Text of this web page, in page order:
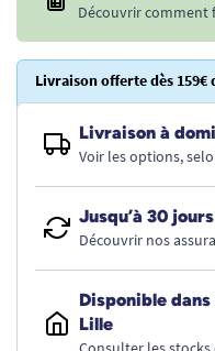
Découvrir comment
Livraison offerte dès
Livraison à
Voir les options,
Jusqu’à 30
Découvrir nos
Disponible
Lille